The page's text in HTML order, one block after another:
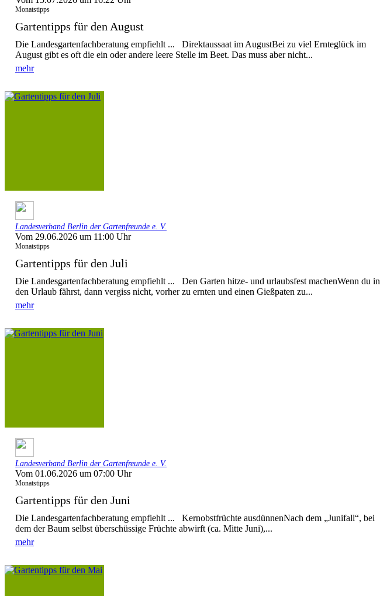
Monatstipps
Gartentipps für den August
Die Landesgartenfachberatung empfiehlt ... Direktaussaat im AugustBei zu viel Ernteglück im
August gibt es oft die ein oder andere leere Stelle im Beet. Das muss aber nicht...
mehr
Landesverband Berlin der Gartenfreunde e. V.
Vom 29.06.2026 um 11:00 Uhr
Monatstipps
Gartentipps für den Juli
Die Landesgartenfachberatung empfiehlt ... Den Garten hitze- und urlaubsfest machenWenn du in
den Urlaub fährst, dann vergiss nicht, vorher zu ernten und einen Gießpaten zu...
mehr
Landesverband Berlin der Gartenfreunde e. V.
Vom 01.06.2026 um 07:00 Uhr
Monatstipps
Gartentipps für den Juni
Die Landesgartenfachberatung empfiehlt ... Kernobstfrüchte ausdünnenNach dem „Junifall“, bei
dem der Baum selbst überschüssige Früchte abwirft (ca. Mitte Juni),...
mehr